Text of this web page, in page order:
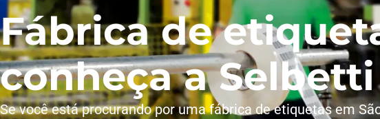
Fábrica de
conheça a Selbetti
Se você está procurando por uma fábrica de etiquetas em